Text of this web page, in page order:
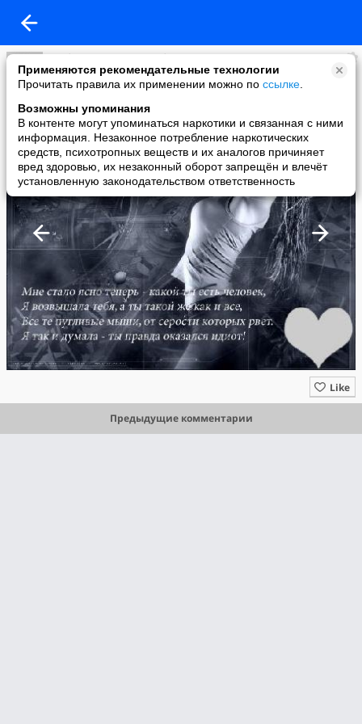
Применяются рекомендательные технологии
Прочитать правила их применении можно по ссылке
Возможны упоминания
В контенте могут упоминаться наркотики и связанная с ними
информация. Незаконное потребление наркотических
средств, психотропных веществ и их аналогов причиняет
вред здоровью, их незаконный оборот запрещён и влечёт
установленную законодательством ответственность
Любовь и ещё раз Любовь
added a photo
04 Oct в 21:15
Like
Предыдущие комментарии